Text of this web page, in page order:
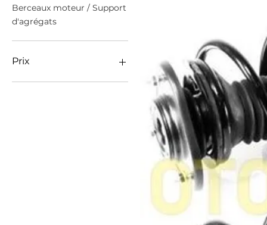
Berceaux moteur / Support
d'agrégats
Prix